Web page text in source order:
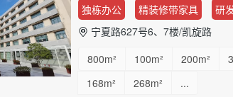
独栋办公
精装修带家具
研
宁夏路627号6、7楼/凯旋路
800m²
100m² 200m²
168m²
268m² ...